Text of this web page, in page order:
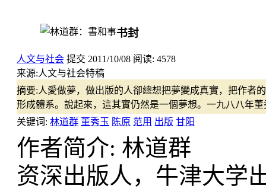
书封
人文与社会 提交 2011/10/08 阅读: 4578
来源:人文与社会特稿
摘要:人愛做夢，做出版的人卻總想把夢變成真實，把作者
形成體系。說起來，這其實仍然是一個夢想。一九八八年
关键词: 林道群 董秀玉 陈原 范用 出版 甘阳
作者简介: 林道群
资深出版人，牛津大学